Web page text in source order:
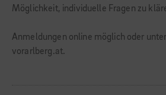
Möglichkeit, individuelle Fragen zu
Anmeldungen online möglich oder
vorarlberg.at.